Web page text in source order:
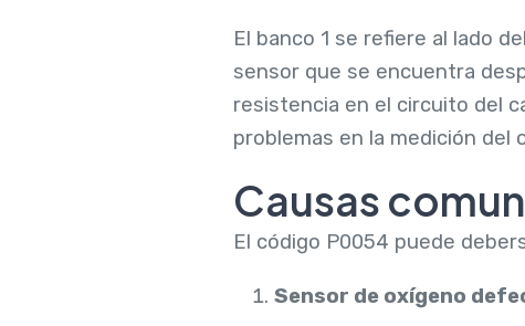
El banco 1 se refiere al lado
sensor que se encuentra
resistencia en el circuito del
problemas en la medición del
Causas
El código P0054 puede
Sensor de oxígeno